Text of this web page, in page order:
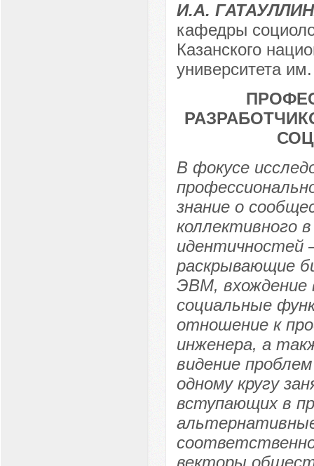
И.А.
кафедры
Казанского
университета
В фокусе
знание о
коллективного
идентичностей
раскрывающие
ЭВМ, вхождение
социальные
отношение к
инженера, а
видение
одному кругу
вступающих в